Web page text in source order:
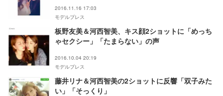
2016.11.16 17:03
モデルプレス
板野友美＆河西智美、キス顔2ショットに「めっち
ゃセクシー」「たまらない」の声
2016.10.04 20:19
モデルプレス
藤井リナ＆河西智美の2ショットに反響「双子みた
い」「そっくり」